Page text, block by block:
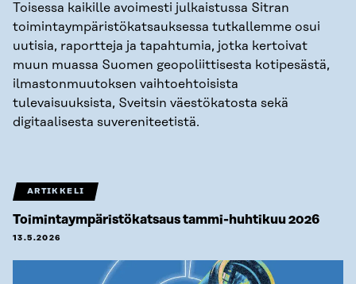
Toisessa kaikille avoimesti julkaistussa Sitran
toimintaympäristökatsauksessa tutkallemme osui
uutisia, raportteja ja tapahtumia, jotka kertoivat
muun muassa Suomen geopoliittisesta kotipesästä,
ilmastonmuutoksen vaihtoehtoisista
tulevaisuuksista, Sveitsin väestökatosta sekä
digitaalisesta suvereniteetistä.
ARTIKKELI
Toimintaympäristökatsaus tammi-huhtikuu 2026
13.5.2026